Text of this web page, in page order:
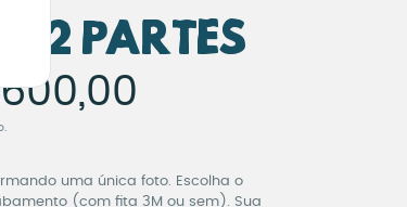
12 Partes
com
uma única foto. Escolha o
(com fita 3M ou sem). Sua